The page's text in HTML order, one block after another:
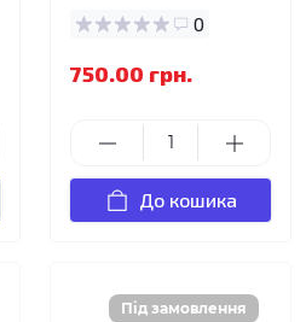
0
750.00 грн.
До кошика